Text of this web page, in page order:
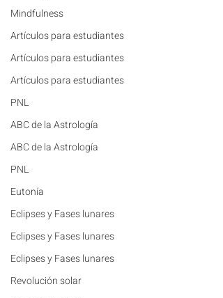
Mindfulness
Artículos para estudiantes
Artículos para estudiantes
Artículos para estudiantes
PNL
ABC de la Astrología
ABC de la Astrología
PNL
Eutonía
Eclipses y Fases lunares
Eclipses y Fases lunares
Eclipses y Fases lunares
Revolución solar